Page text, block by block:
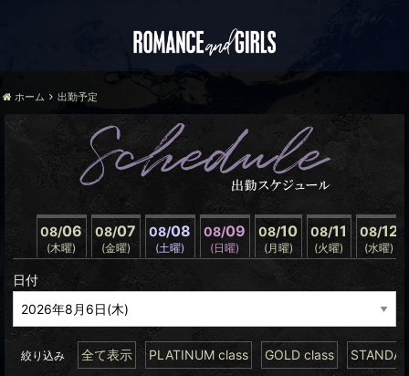
ホーム 出勤予定
08/06
(木曜)
08/07
(金曜)
08/08
(土曜)
08/09
(日曜)
08/10
(月曜)
08/11
(火曜)
08/12
(水曜)
日付
絞り込み 全て表示 PLATINUM class GOLD class